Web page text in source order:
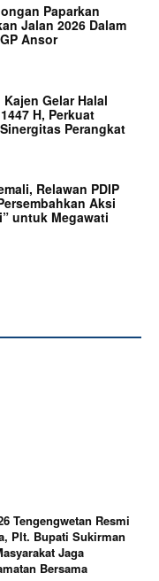
Paparkan
Jalan 2026 Dalam
Ansor
Kajen Gelar Halal
H, Perkuat
Perangkat
Relawan PDIP
Aksi
untuk Megawati
Tengengwetan Resmi
Plt. Bupati Sukirman
Jaga
Bersama